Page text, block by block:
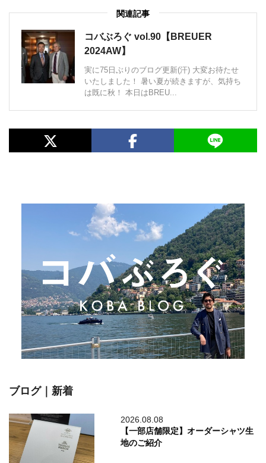
関連記事
コバぶろぐ vol.90【BREUER
2024AW】
実に75日ぶりのブログ更新(汗) 大変お待たせ
いたしました！ 暑い夏が続きますが、気持ち
は既に秋！ 本日はBREU...
ブログ｜新着
2026.08.08
【一部店舗限定】オーダーシャツ生
地のご紹介